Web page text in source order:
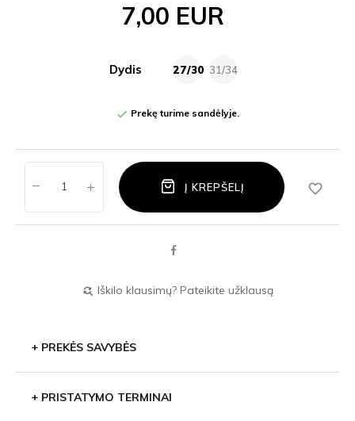
7,00 EUR
Dydis 27/30 31/34
 Prekę turime sandėlyje.
Į KREPŠELĮ favorite_border
find_replace Iškilo klausimų? Pateikite užklausą
+ PREKĖS SAVYBĖS
+ PRISTATYMO TERMINAI